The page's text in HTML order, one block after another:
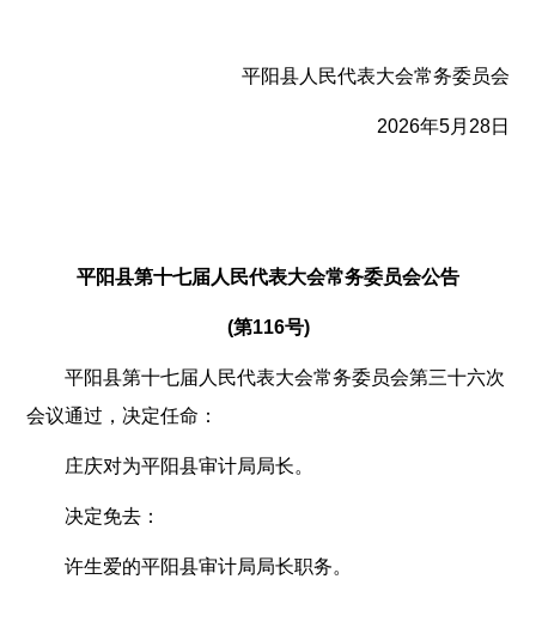
平阳县人民代表大会常务委员会
2026年5月28日
平阳县第十七届人民代表大会常务委员会公告
(第116号)
平阳县第十七届人民代表大会常务委员会第三十六次
会议通过，决定任命：
庄庆对为平阳县审计局局长。
决定免去：
许生爱的平阳县审计局局长职务。